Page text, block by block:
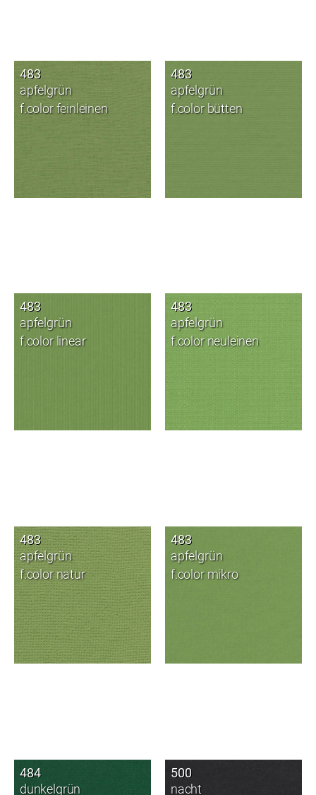
483
apfelgrün
f.color feinleinen
483
apfelgrün
f.color bütten
483
apfelgrün
f.color linear
483
apfelgrün
f.color neuleinen
483
apfelgrün
f.color natur
483
apfelgrün
f.color mikro
484
dunkelgrün
500
nacht